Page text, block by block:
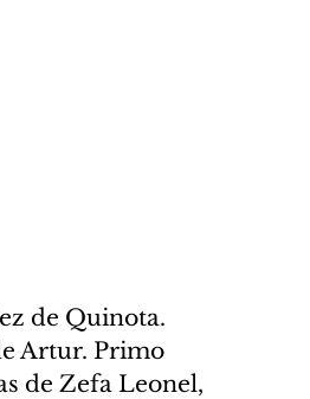
de Quinota.
Artur. Primo
de Zefa Leonel,